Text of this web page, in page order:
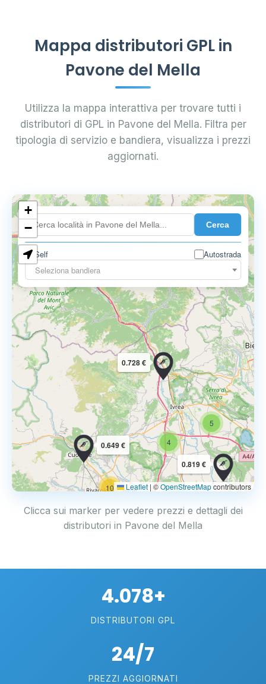
Mappa distributori GPL in
Pavone del Mella
Utilizza la mappa interattiva per trovare tutti i
distributori di GPL in Pavone del Mella. Filtra per
tipologia di servizio e bandiera, visualizza i prezzi
aggiornati.
Cerca
Self
Autostrada
Seleziona bandiera
10
4
5
0.819 €
0.649 €
0.728 €
0.899 €
+
−
Leaflet | ©OpenStreetMapcontributors
Clicca sui marker per vedere prezzi e dettagli dei
distributori in Pavone del Mella
4.078+
DISTRIBUTORI GPL
24/7
PREZZI AGGIORNATI